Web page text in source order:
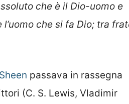
che è il Dio-uomo e
che si fa Dio; tra
passava in rassegna
(C. S. Lewis, Vladimir